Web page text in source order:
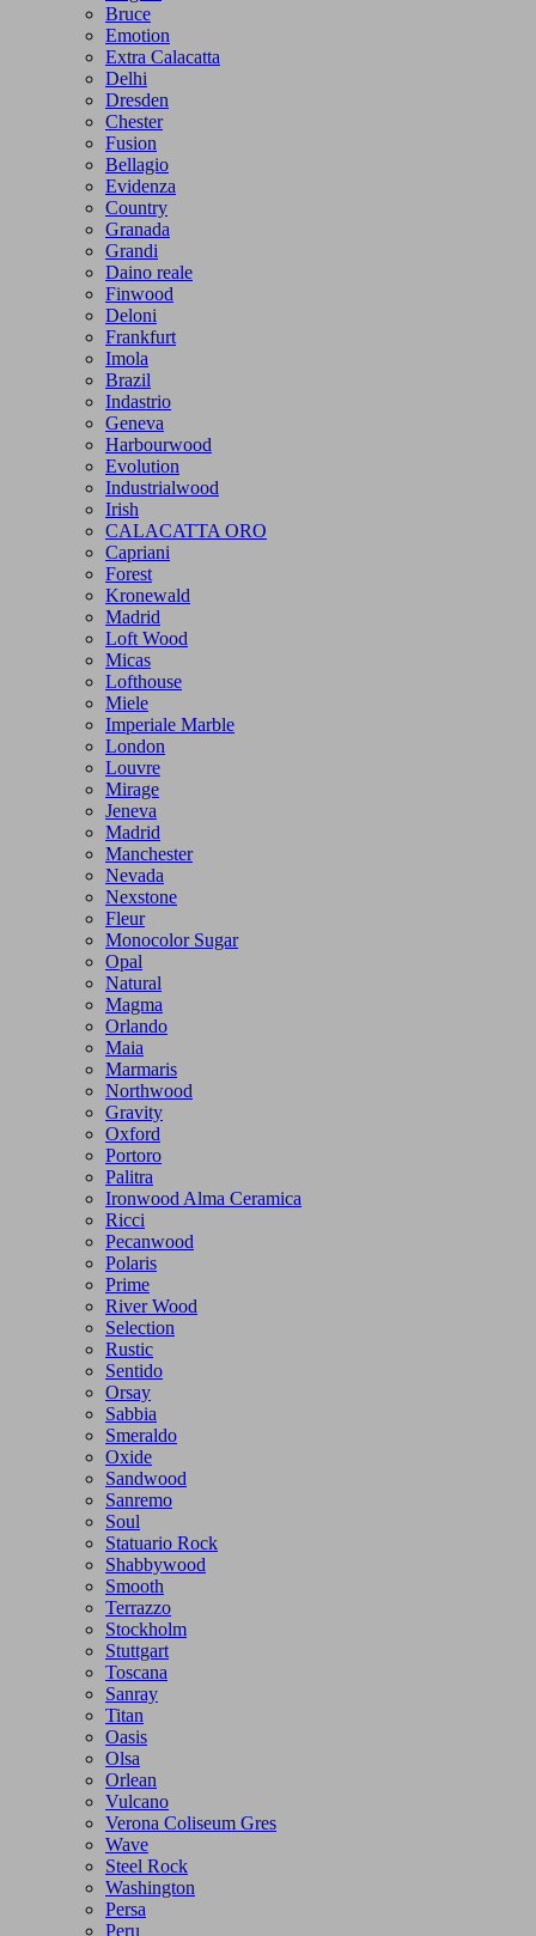
Bruce
Emotion
Extra Calacatta
Delhi
Dresden
Chester
Fusion
Bellagio
Evidenza
Country
Granada
Grandi
Daino reale
Finwood
Deloni
Frankfurt
Imola
Brazil
Indastrio
Geneva
Harbourwood
Evolution
Industrialwood
Irish
CALACATTA ORO
Capriani
Forest
Kronewald
Madrid
Loft Wood
Micas
Lofthouse
Miele
Imperiale Marble
London
Louvre
Mirage
Jeneva
Madrid
Manchester
Nevada
Nexstone
Fleur
Monocolor Sugar
Opal
Natural
Magma
Orlando
Maia
Marmaris
Northwood
Gravity
Oxford
Portoro
Palitra
Ironwood Alma Ceramica
Ricci
Pecanwood
Polaris
Prime
River Wood
Selection
Rustic
Sentido
Orsay
Sabbia
Smeraldo
Oxide
Sandwood
Sanremo
Soul
Statuario Rock
Shabbywood
Smooth
Terrazzo
Stockholm
Stuttgart
Toscana
Sanray
Titan
Oasis
Olsa
Orlean
Vulcano
Verona Coliseum Gres
Wave
Steel Rock
Washington
Persa
Peru